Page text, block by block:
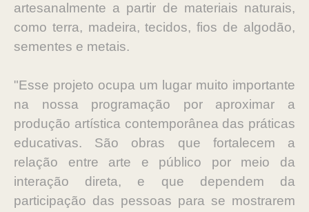
artesanalmente a partir de materiais naturais,
como terra, madeira, tecidos, fios de algodão,
sementes e metais.
"Esse projeto ocupa um lugar muito importante
na nossa programação por aproximar a
produção artística contemporânea das práticas
educativas. São obras que fortalecem a
relação entre arte e público por meio da
interação direta, e que dependem da
participação das pessoas para se mostrarem